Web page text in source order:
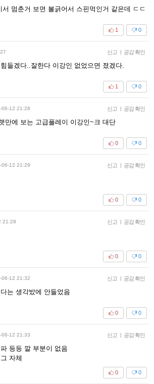
멈춘거 보면 볼긁어서 스핀먹인거 같은데 ㄷㄷ
0
1
신고 | 공감 확인
들겠다..잘한다 이강인 없었으면 졌겠다.
0
1
06-12 21:28 신고 | 공감 확인
만에 보는 고급플레이 이강인~크 대단
0
0
06-12 21:29 신고 | 공감 확인
0
0
21:29 신고 | 공감 확인
0
0
06-12 21:32 신고 | 공감 확인
는 생각밨에 안들었음
0
0
06-12 21:33 신고 | 공감 확인
등등 깔 부분이 없음
자체
0
0